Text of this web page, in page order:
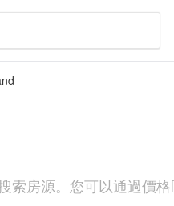
索房源。您可以通過價